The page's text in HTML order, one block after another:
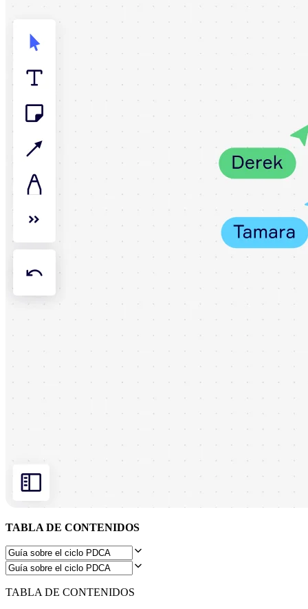
Kanban
Cronogramas
Documentos
Diapositivas
Casos de uso
Explorar el Miroverse
General
Diagramas
Mapas mentales
Mapas conceptuales
Mapeo de procesos
Diseño técnico y documentación
Miro Design Workshops
Miro Planning & Delivery
Soluciones
Por segmento empresarial
Enterprise
Por sector
Digital
Servicios profesionales
Servicios financieros
Ciencias de la vida y farmacéutica
Gestión de productos
Diseño y UX
Ingeniería
Liderazgo y operaciones de producto
Marketing
TABLA DE CONTENIDOS
TABLA DE CONTENIDOS